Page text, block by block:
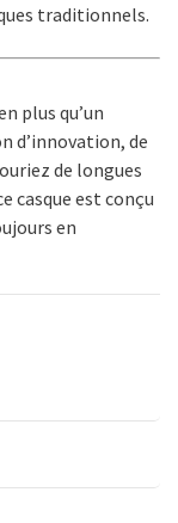
traditionnels.
plus qu’un
d’innovation, de
de longues
casque est conçu
en